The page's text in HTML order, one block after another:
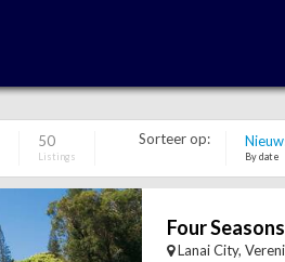
50
Listings
Sorteer op:
By date
Lanai City,